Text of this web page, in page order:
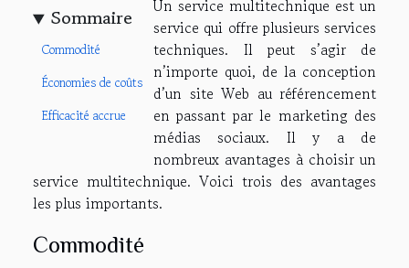
Sommaire
Commodité
Économies de coûts
Efficacité accrue
Un service multitechnique est un
service qui offre plusieurs services
techniques. Il peut s’agir de
n’importe quoi, de la conception
d’un site Web au référencement
en passant par le marketing des
médias sociaux. Il y a de
nombreux avantages à choisir un
service multitechnique. Voici trois des avantages
les plus importants.
Commodité